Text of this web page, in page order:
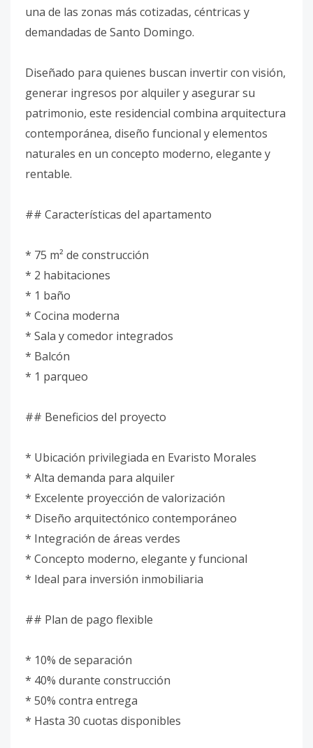
una de las zonas más cotizadas, céntricas y
demandadas de Santo Domingo.
Diseñado para quienes buscan invertir con visión,
generar ingresos por alquiler y asegurar su
patrimonio, este residencial combina arquitectura
contemporánea, diseño funcional y elementos
naturales en un concepto moderno, elegante y
rentable.
## Características del apartamento
* 75 m² de construcción
* 2 habitaciones
* 1 baño
* Cocina moderna
* Sala y comedor integrados
* Balcón
* 1 parqueo
## Beneficios del proyecto
* Ubicación privilegiada en Evaristo Morales
* Alta demanda para alquiler
* Excelente proyección de valorización
* Diseño arquitectónico contemporáneo
* Integración de áreas verdes
* Concepto moderno, elegante y funcional
* Ideal para inversión inmobiliaria
## Plan de pago flexible
* 10% de separación
* 40% durante construcción
* 50% contra entrega
* Hasta 30 cuotas disponibles